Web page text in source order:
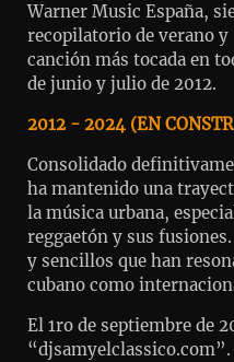
Warner Music España,
recopilatorio de verano
canción más tocada en
de junio y julio de 2012.
2012 - 2024 (EN
Consolidado
ha mantenido una
la música urbana,
reggaetón y sus
y sencillos que han
cubano como
El 1ro de septiembre de
“djsamyelclassico.com”.